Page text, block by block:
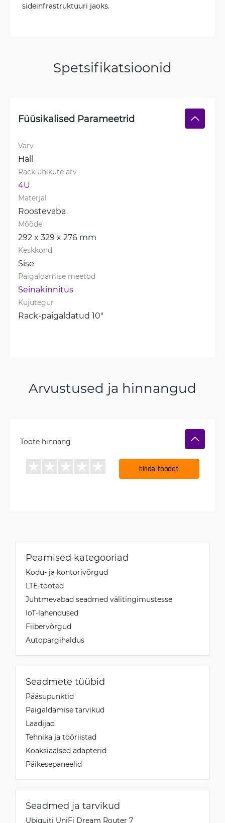
sideinfrastruktuuri jaoks.
Spetsifikatsioonid
Füüsikalised Parameetrid
Värv
Hall
Rack ühikute arv
4U
Materjal
Roostevaba
Mõõde
292 x 329 x 276 mm
Keskkond
Sise
Paigaldamise meetod
Seinakinnitus
Kujutegur
Rack-paigaldatud 10"
Arvustused ja hinnangud
Toote hinnang
hinda toodet
Peamised kategooriad
Kodu- ja kontorivõrgud
LTE-tooted
Juhtmevabad seadmed välitingimustesse
IoT-lahendused
Fiibervõrgud
Autopargihaldus
Seadmete tüübid
Pääsupunktid
Paigaldamise tarvikud
Laadijad
Tehnika ja tööriistad
Koaksiaalsed adapterid
Päikesepaneelid
Seadmed ja tarvikud
Ubiquiti UniFi Dream Router 7